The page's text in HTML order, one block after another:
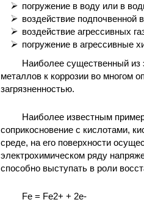
погружение в воду или в
воздействие подпочвенной
воздействие агрессивных
погружение в агрессивные
Наиболее существенный из
металлов к коррозии во многом
загрязненностью.
Наиболее известным
соприкосновение с кислотами,
среде, на его поверхности
электрохимическом ряду
способно выступать в роли
Fe = Fe2+ + 2е-